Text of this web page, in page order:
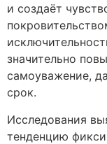
и создаёт
значительно
самоуважение,
срок.
Исследования
тенденцию